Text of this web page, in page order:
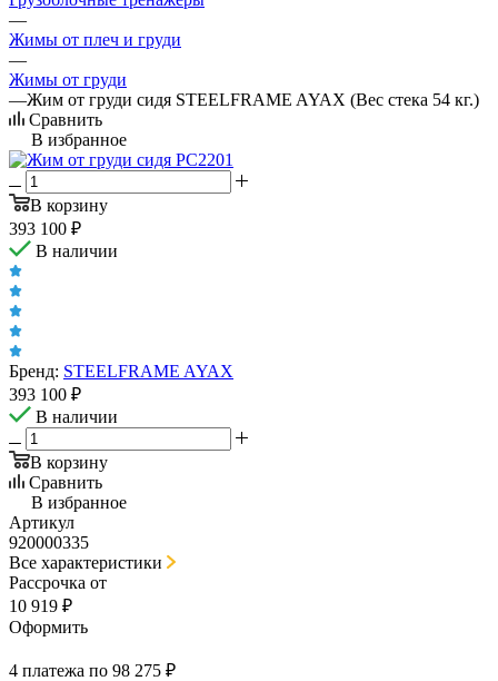
—
Жимы от плеч и груди
—
Жимы от груди
—Жим от груди сидя STEELFRAME AYAX (Вес стека 54 кг.)
Сравнить
В избранное
В корзину
393 100 ₽
В наличии
Бренд: STEELFRAME AYAX
393 100 ₽
В наличии
В корзину
Сравнить
В избранное
Артикул
920000335
Все характеристики
Рассрочка от
10 919 ₽
Оформить
4 платежа по 98 275 ₽